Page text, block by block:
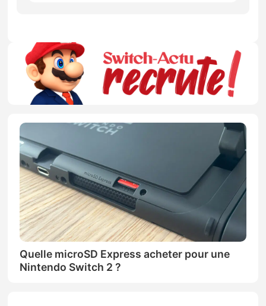
Quelle microSD Express acheter pour une
Nintendo Switch 2 ?